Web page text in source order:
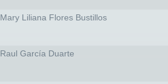
Mary Liliana Flores Bustillos
Raul García Duarte